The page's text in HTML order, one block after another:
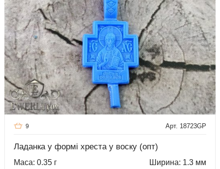
Арт. 18723GP
9
Ладанка у формі хреста у воску (опт)
Маса: 0.35 г
Ширина: 1.3 мм